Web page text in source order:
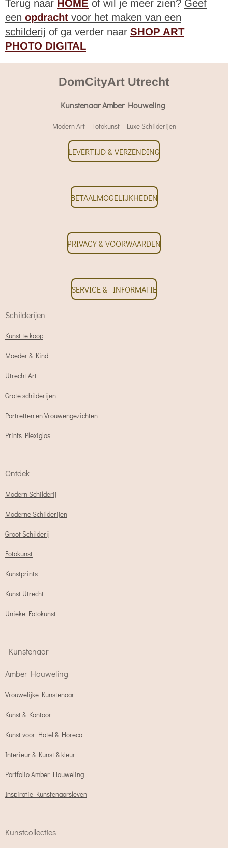
Terug naar HOME of wil je meer zien? Geef
een opdracht voor het maken van een
schilderij of ga verder naar SHOP ART
PHOTO DIGITAL
DomCityArt Utrecht
Kunstenaar Amber Houweling
Modern Art - Fotokunst - Luxe Schilderijen
LEVERTIJD & VERZENDING
BETAALMOGELIJKHEDEN
PRIVACY & VOORWAARDEN
SERVICE & INFORMATIE
Schilderijen
Kunst te koop
Moeder & Kind
Utrecht Art
Grote schilderijen
Portretten en Vrouwengezichten
Prints Plexiglas
Ontdek
Modern Schilderij
Moderne Schilderijen
Groot Schilderij
Fotokunst
Kunstprints
Kunst Utrecht
Unieke Fotokunst
Kunstenaar
Amber Houweling
Vrouwelijke Kunstenaar
Kunst & Kantoor
Kunst voor Hotel & Horeca
Interieur & Kunst & kleur
Portfolio Amber Houweling
Inspiratie Kunstenaarsleven
Kunstcollecties